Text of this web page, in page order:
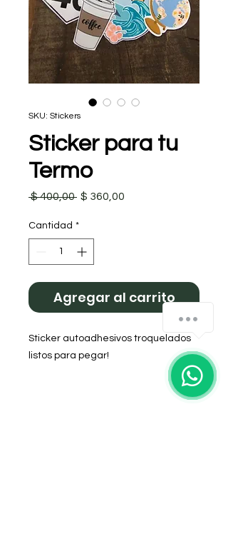
SKU: Stickers
Sticker para tu
Termo
$ 400,00 Precio
$ 360,00
Cantidad *
Agregar al carrito
Sticker autoadhesivos troquelados
listos para pegar!
Ideal para Termos Stanley, botellitas